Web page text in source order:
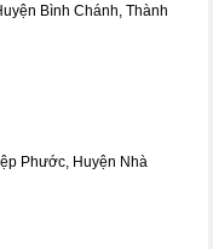
Bình Chánh, Thành
Phước, Huyện Nhà